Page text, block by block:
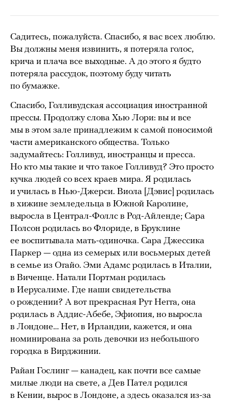
Садитесь, пожалуйста. Спасибо, я вас всех люблю.
Вы должны меня извинить, я потеряла голос,
крича и плача все выходные. А до этого я будто
потеряла рассудок, поэтому буду читать
по бумажке.
Спасибо, Голливудская ассоциация иностранной
прессы. Продолжу слова Хью Лори: вы и все
мы в этом зале принадлежим к самой поносимой
части американского общества. Только
задумайтесь: Голливуд, иностранцы и пресса.
Но кто мы такие и что такое Голливуд? Это просто
кучка людей со всех краев мира. Я родилась
и училась в Нью-Джерси. Виола [Дэвис] родилась
в хижине земледельца в Южной Каролине,
выросла в Централ-Фоллс в Род-Айленде; Сара
Полсон родилась во Флориде, в Бруклине
ее воспитывала мать-одиночка. Сара Джессика
Паркер — одна из семерых или восьмерых детей
в семье из Огайо. Эми Адамс родилась в Италии,
в Виченце. Натали Портман родилась
в Иерусалиме. Где наши свидетельства
о рождении? А вот прекрасная Рут Негга, она
родилась в Аддис-Абебе, Эфиопия, но выросла
в Лондоне… Нет, в Ирландии, кажется, и она
номинирована за роль девочки из небольшого
городка в Вирджинии.
Райан Гослинг — канадец, как почти все самые
милые люди на свете, а Дев Пател родился
в Кении, вырос в Лондоне, а здесь оказался из-за